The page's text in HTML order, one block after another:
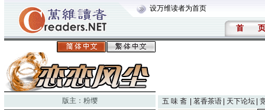
设万维读者为首页
首 页
版主： 粉缨 五 味 斋 茗香茶语 天下论坛